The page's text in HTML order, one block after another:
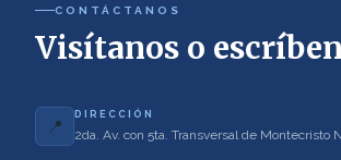
CONTÁCTANOS
Visítanos o
📍
DIRECCIÓN
2da. Av. con 5ta. Transversal de Montecristo